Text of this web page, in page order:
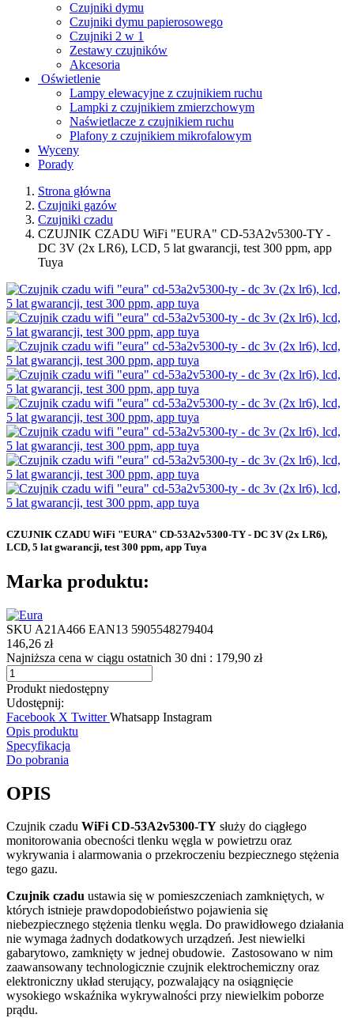
Czujniki dymu
Czujniki dymu papierosowego
Czujniki 2 w 1
Zestawy czujników
Akcesoria
Oświetlenie
Lampy elewacyjne z czujnikiem ruchu
Lampki z czujnikiem zmierzchowym
Naświetlacze z czujnikiem ruchu
Plafony z czujnikiem mikrofalowym
Wyceny
Porady
Strona główna
Czujniki gazów
Czujniki czadu
CZUJNIK CZADU WiFi "EURA" CD-53A2v5300-TY -
DC 3V (2x LR6), LCD, 5 lat gwarancji, test 300 ppm, app
Tuya
CZUJNIK CZADU WiFi "EURA" CD-53A2v5300-TY - DC 3V (2x LR6),
LCD, 5 lat gwarancji, test 300 ppm, app Tuya
Marka produktu:
SKU A21A466 EAN13 5905548279404
146,26 zł
Najniższa cena w ciągu ostatnich 30 dni : 179,90 zł
Produkt niedostępny
Udostępnij:
Facebook X Twitter Whatsapp Instagram
Opis produktu
Specyfikacja
Do pobrania
OPIS
Czujnik czadu WiFi CD-53A2v5300-TY służy do ciągłego
monitorowania obecności tlenku węgla w powietrzu oraz
wykrywania i alarmowania o przekroczeniu bezpiecznego stężenia
tego gazu.
Czujnik czadu ustawia się w pomieszczeniach zamkniętych, w
których istnieje prawdopodobień­stwo pojawienia się
niebezpiecznego stężenia tlenku węgla. Do prawidłowego działania
nie wy­maga żadnych dodatkowych urządzeń. Jest niewielki
gabarytowo, zamknięty w jednej obudowie. Zastosowano w nim
zaawansowany technologicznie czujnik elektrochemiczny oraz
elektro­niczny układ sterujący, pozwalający na osiągnięcie
wysokiego wskaźnika wykrywalności przy niewielkim poborze
prądu.